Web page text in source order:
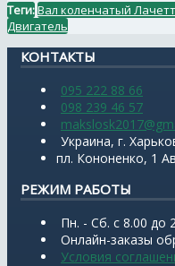
Теги:Вал коленчатый
Двигатель
КОНТАКТЫ
095 222 88 66
098 239 46 57
Украина, г.
пл. Кононенко, 1
РЕЖИМ РАБОТЫ
Пн. - Сб. с 8.00 до
Онлайн-заказы
Условия